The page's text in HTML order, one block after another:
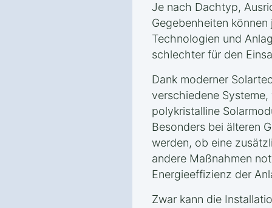
Je nach Dachtyp,
Gegebenheiten
Technologien und
schlechter für den
Dank moderner
verschiedene
polykristalline
Besonders bei älteren
werden, ob eine
andere Maßnahmen
Energieeffizienz der
Zwar kann die